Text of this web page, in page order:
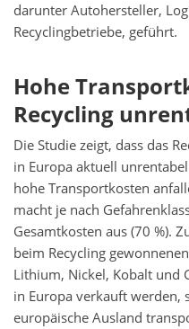
darunter Autohersteller,
Recyclingbetriebe, geführt.
Hohe
Recycling
Die Studie zeigt, dass das
in Europa aktuell
hohe Transportkosten
macht je nach
Gesamtkosten aus (70 %).
beim Recycling
Lithium, Nickel, Kobalt und
in Europa verkauft werden,
europäische Ausland